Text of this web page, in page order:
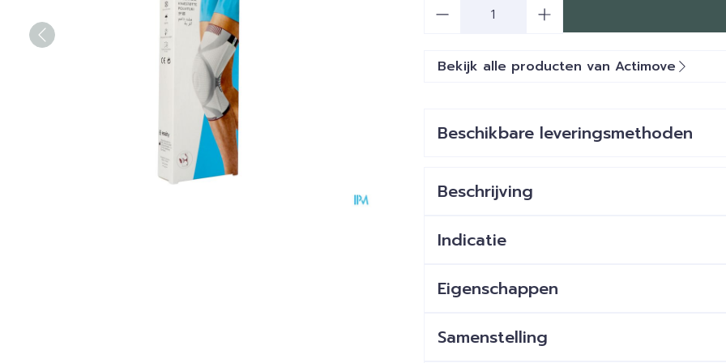
Bekijk alle producten van Actimove
Beschikbare leveringsmethoden
Beschrijving
Indicatie
Eigenschappen
Samenstelling